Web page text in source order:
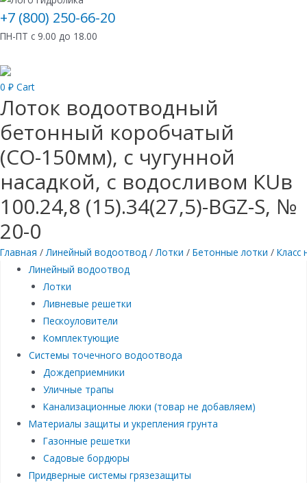
+7 (800) 250-66-20
ПН-ПТ с 9.00 до 18.00
0 ₽ Cart
Лоток водоотводный
бетонный коробчатый
(СО-150мм), с чугунной
насадкой, с водосливом КUв
100.24,8 (15).34(27,5)-BGZ-S, №
20-0
Главная /Линейный водоотвод /Лотки / Бетонные лотки / Класс
Линейный водоотвод
Лотки
Ливневые решетки
Пескоуловители
Комплектующие
Системы точечного водоотвода
Дождеприемники
Уличные трапы
Канализационные люки (товар не добавляем)
Материалы защиты и укрепления грунта
Газонные решетки
Садовые бордюры
Придверные системы грязезащиты